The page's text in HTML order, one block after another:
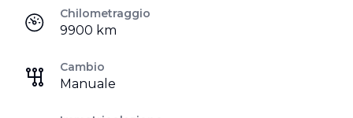
Chilometraggio
9900 km
Cambio
Manuale